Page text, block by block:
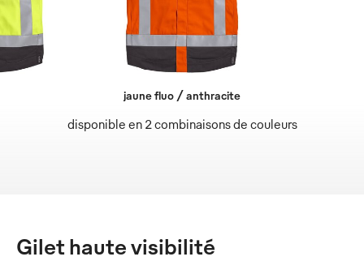
disponible en 2 combinaisons de couleurs
jaune fluo / anthracite
Gilet haute visibilité